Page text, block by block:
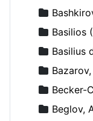
Basilios
Basilius
Becker-
Beglov,